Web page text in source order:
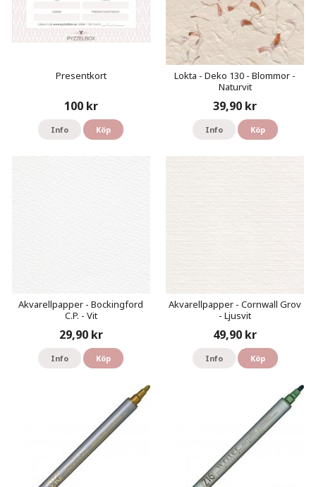
Presentkort
100 kr
Info Köp
Lokta - Deko 130 - Blommor -
Naturvit
39,90 kr
Info Köp
Akvarellpapper - Bockingford
C.P. - Vit
29,90 kr
Info Köp
Akvarellpapper - Cornwall Grov
- Ljusvit
49,90 kr
Info Köp